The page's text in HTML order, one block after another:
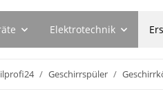
Elektrotechnik
Geschirrspüler